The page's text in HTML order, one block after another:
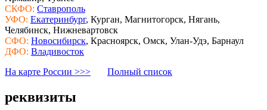
СКФО: Ставрополь
УФО: Екатеринбург, Курган, Магнитогорск, Нягань,
Челябинск, Нижневартовск
СФО: Новосибирск, Красноярск, Омск, Улан-Удэ, Барнаул
ДФО: Владивосток
На карте России >>>
Полный список
реквизиты